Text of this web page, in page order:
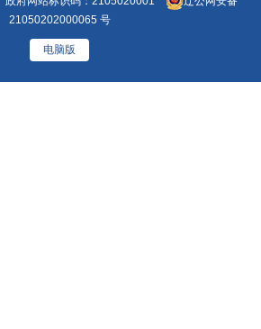
21050202000065 号
电脑版